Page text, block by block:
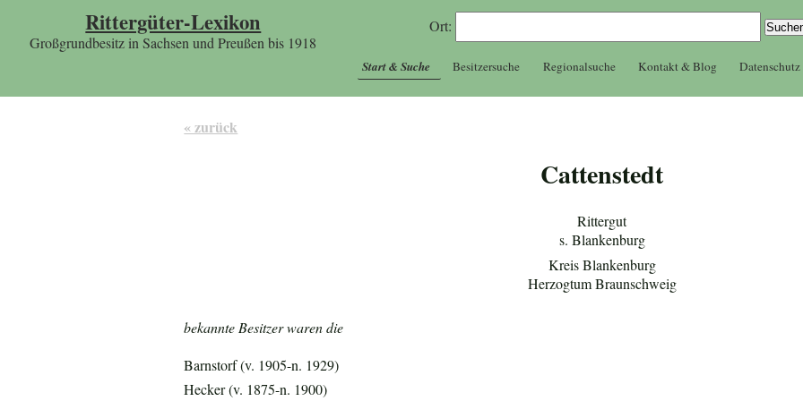
Rittergüter-Lexikon
Großgrundbesitz in Sachsen und Preußen bis 1918
Ort:
Start & Suche Besitzersuche Regionalsuche Kontakt & Blog Datenschutz
« zurück
Cattenstedt
Rittergut
s. Blankenburg
Kreis Blankenburg
Herzogtum Braunschweig
bekannte Besitzer waren die
Barnstorf (v. 1905-n. 1929)
Hecker (v. 1875-n. 1900)